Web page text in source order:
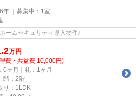
年 ｜募集中： 1室
ームセキュリティ導入物件♪
万円
費・共益費 10,000円)
0ヶ月｜礼：1ヶ月
階：2階
り：1LDK